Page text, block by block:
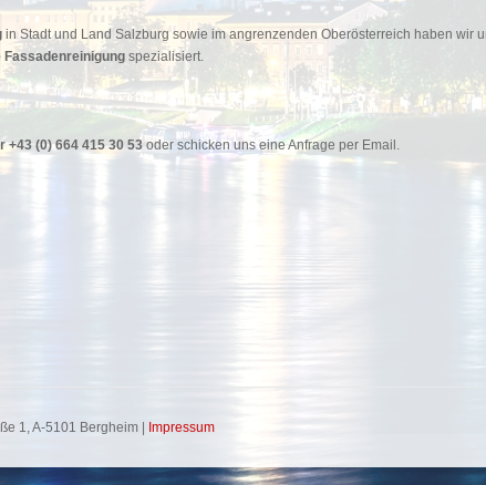
in Stadt und Land Salzburg sowie im angrenzenden Oberösterreich haben wir
Fassadenreinigung spezialisiert.
+43 (0) 664 415 30 53oder schicken uns eine Anfrage per Email.
1, A-5101 Bergheim | Impressum